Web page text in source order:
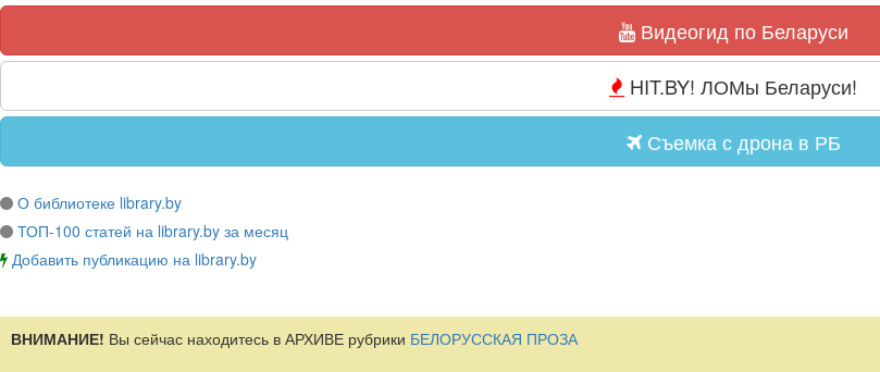
Видеогид по Беларуси
HIT.BY! ЛОМы Беларуси!
Съемка с дрона в РБ
О библиотеке library.by
ТОП-100 статей на library.by за месяц
Добавить публикацию на library.by
ВНИМАНИЕ! Вы сейчас находитесь в АРХИВЕ рубрики БЕЛОРУССКАЯ ПРОЗА